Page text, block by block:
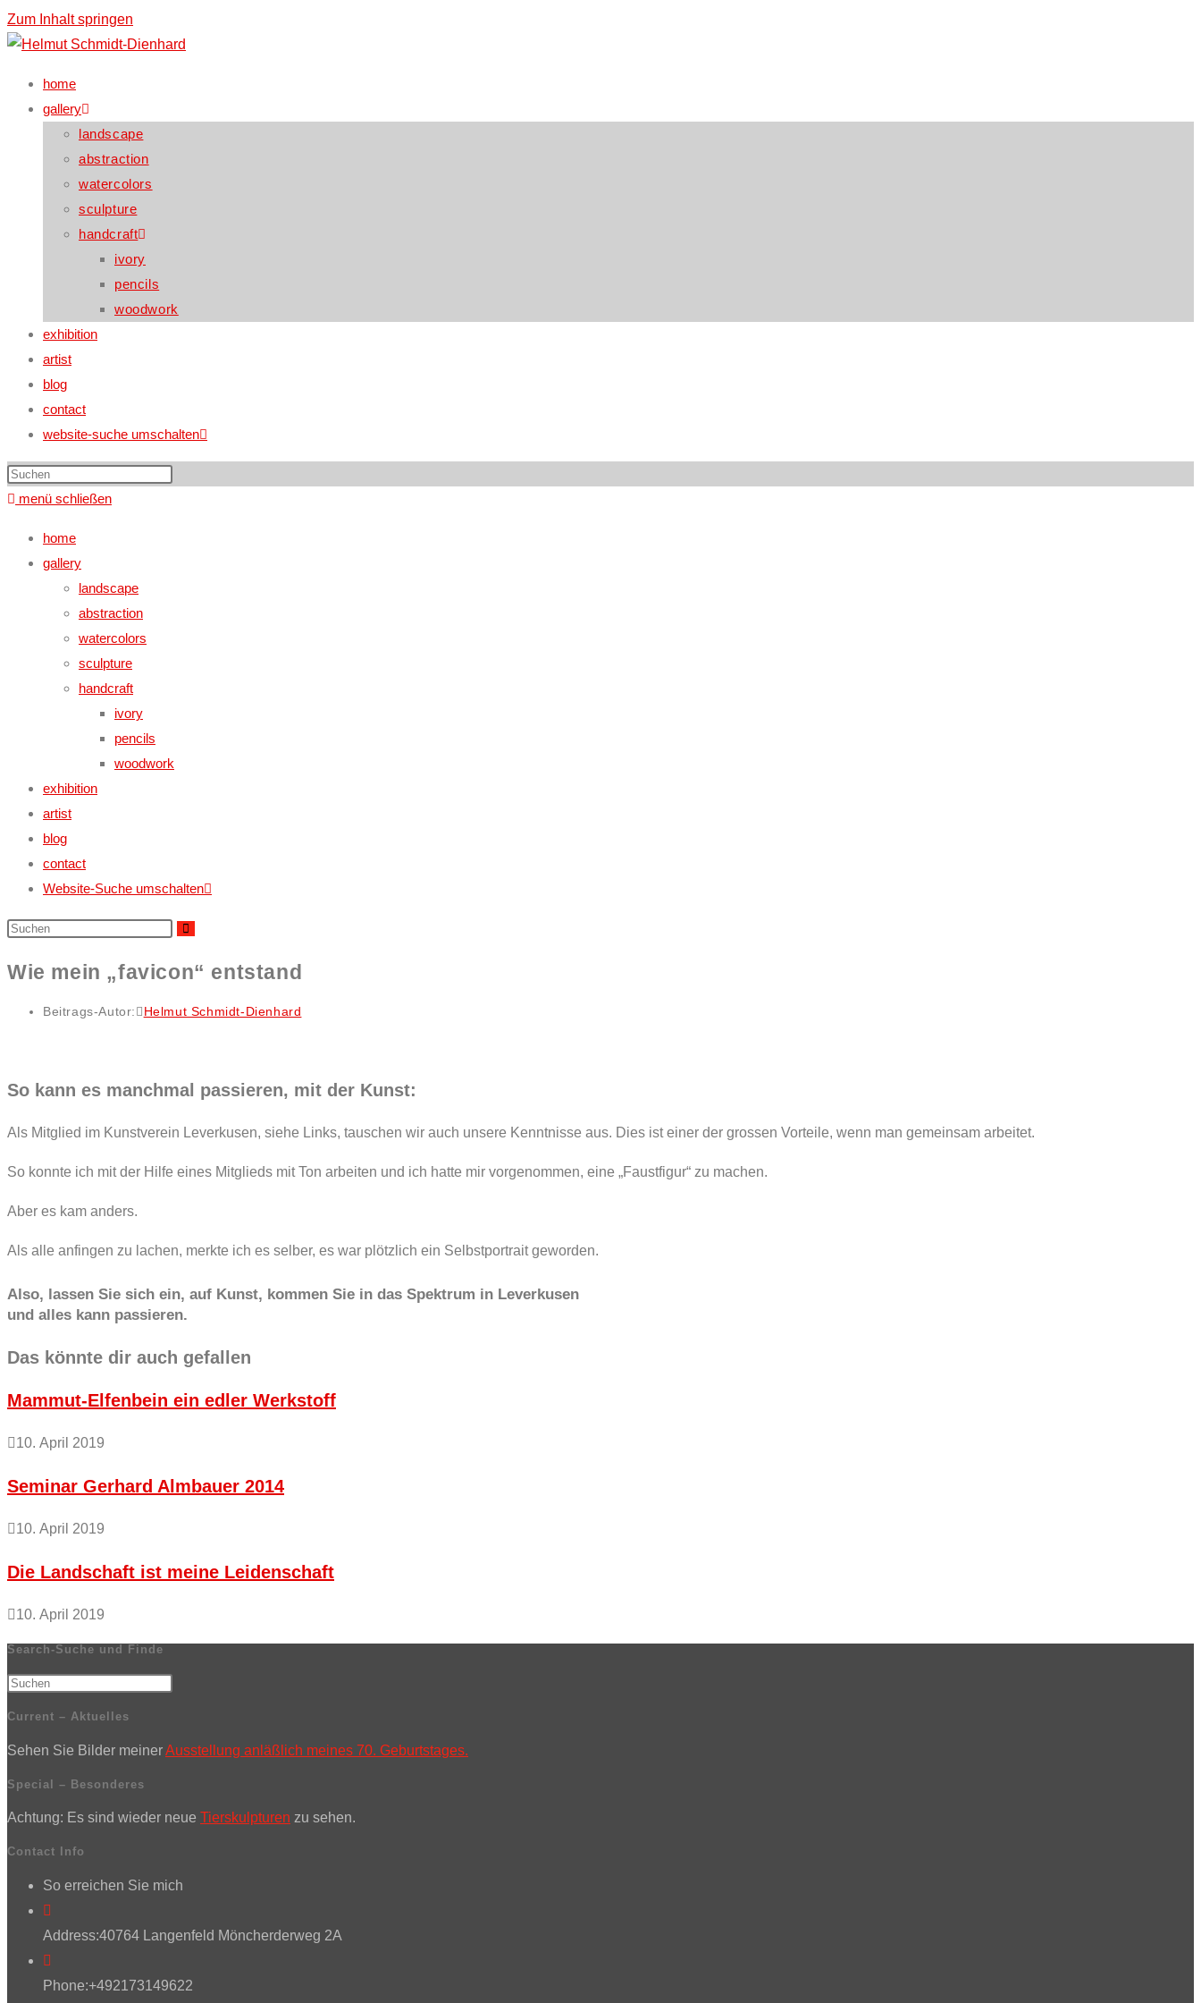
Zum Inhalt springen
home
gallery
landscape
abstraction
watercolors
sculpture
handcraft
ivory
pencils
woodwork
exhibition
artist
blog
contact
website-suche umschalten
menü schließen
home
gallery
landscape
abstraction
watercolors
sculpture
handcraft
ivory
pencils
woodwork
exhibition
artist
blog
contact
Website-Suche umschalten
Wie mein „favicon“ entstand
Beitrags-Autor: Helmut Schmidt-Dienhard
So kann es manchmal passieren, mit der Kunst:
Als Mitglied im Kunstverein Leverkusen, siehe Links, tauschen wir auch unsere Kenntnisse aus. Dies ist einer der grossen Vorteile, wenn man gemeinsam arbeitet.
So konnte ich mit der Hilfe eines Mitglieds mit Ton arbeiten und ich hatte mir vorgenommen, eine „Faustfigur“ zu machen.
Aber es kam anders.
Als alle anfingen zu lachen, merkte ich es selber, es war plötzlich ein Selbstportrait geworden.
Also, lassen Sie sich ein, auf Kunst, kommen Sie in das Spektrum in Leverkusen
und alles kann passieren.
Das könnte dir auch gefallen
Mammut-Elfenbein ein edler Werkstoff
10. April 2019
Seminar Gerhard Almbauer 2014
10. April 2019
Die Landschaft ist meine Leidenschaft
10. April 2019
Search-Suche und Finde
Current – Aktuelles
Sehen Sie Bilder meinerAusstellung anläßlich meines 70. Geburtstages.
Special – Besonderes
Achtung: Es sind wieder neue Tierskulpturen zu sehen.
Contact Info
So erreichen Sie mich
Address:40764 Langenfeld Möncherderweg 2A
Phone:+492173149622